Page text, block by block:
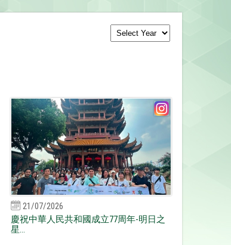
21/07/2026
慶祝中華人民共和國成立77周年-明日之
星...